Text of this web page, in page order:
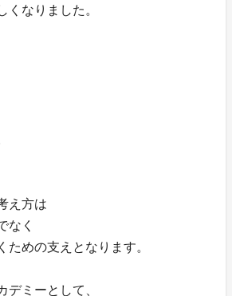
くなりました。
え方は
なく
ための支えとなります。
デミーとして、